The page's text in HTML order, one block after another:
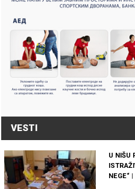
VESTI
U NIŠU
NEGE“ |